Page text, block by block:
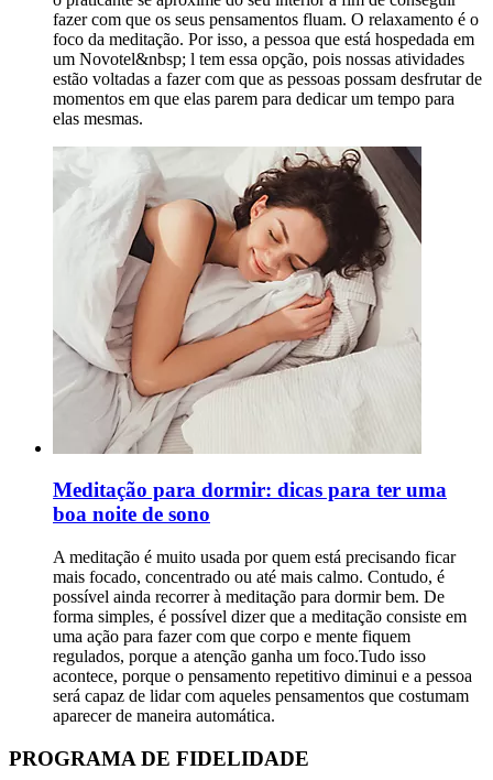
fazer com que os seus pensamentos fluam. O relaxamento é o
foco da meditação. Por isso, a pessoa que está hospedada em
um Novotel&nbsp; l tem essa opção, pois nossas atividades
estão voltadas a fazer com que as pessoas possam desfrutar de
momentos em que elas parem para dedicar um tempo para
elas mesmas.
Meditação para dormir: dicas para ter uma
boa noite de sono
A meditação é muito usada por quem está precisando ficar
mais focado, concentrado ou até mais calmo. Contudo, é
possível ainda recorrer à meditação para dormir bem. De
forma simples, é possível dizer que a meditação consiste em
uma ação para fazer com que corpo e mente fiquem
regulados, porque a atenção ganha um foco.Tudo isso
acontece, porque o pensamento repetitivo diminui e a pessoa
será capaz de lidar com aqueles pensamentos que costumam
aparecer de maneira automática.
PROGRAMA DE FIDELIDADE